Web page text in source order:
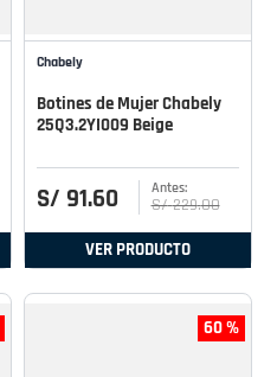
Chabely
Botines de Mujer Chabely
25Q3.2YI009 Beige
S/ 91.60 S/ 229.00
VER PRODUCTO
60 %